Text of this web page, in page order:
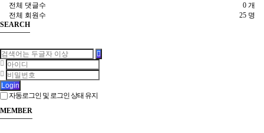
0 개
전체 댓글수
25 명
전체 회원수
SEARCH
Login
자동로그인 및 로그인 상태 유지
MEMBER